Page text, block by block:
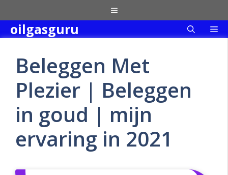
to
content
Menu
oilgasguru
Beleggen Met
Plezier | Beleggen
in goud | mijn
ervaring in 2021